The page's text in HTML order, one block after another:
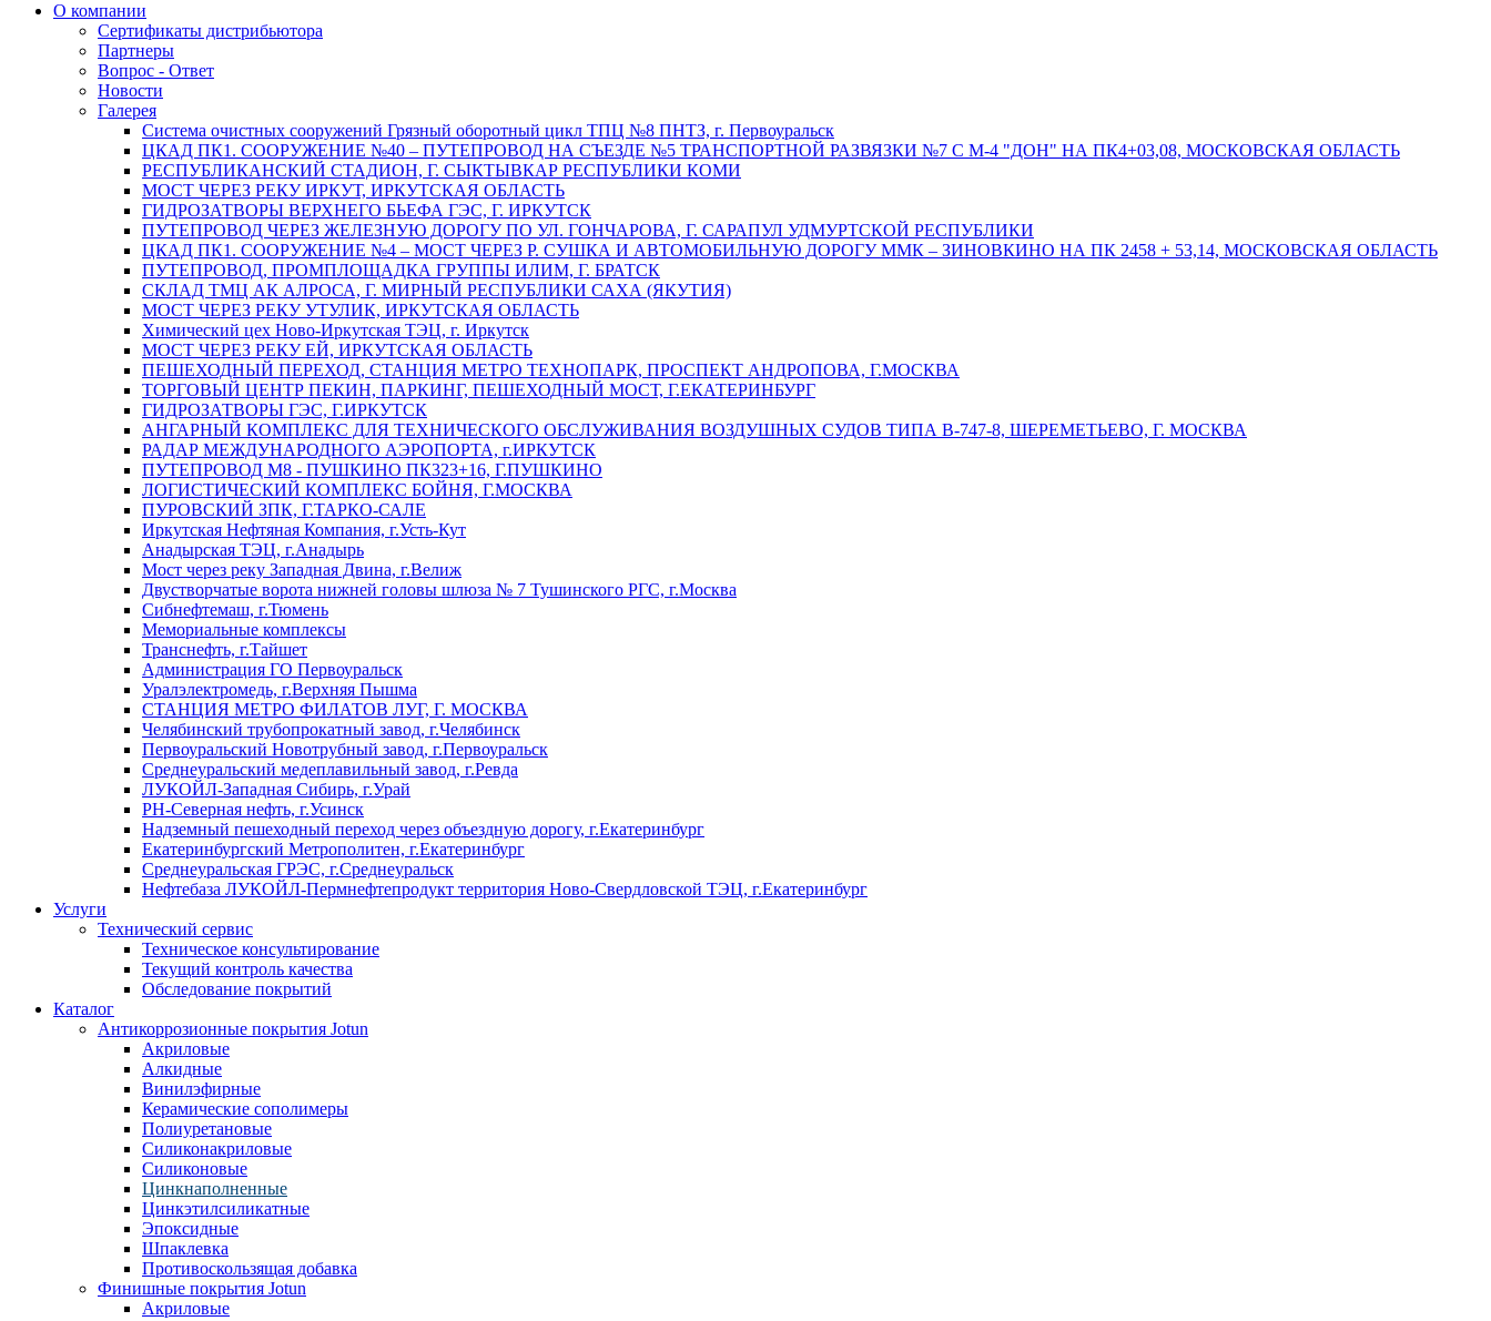
О компании
Сертификаты дистрибьютора
Партнеры
Вопрос - Ответ
Новости
Галерея
Система очистных сооружений Грязный оборотный цикл ТПЦ №8 ПНТЗ, г. Первоуральск
ЦКАД ПК1. СООРУЖЕНИЕ №40 – ПУТЕПРОВОД НА СЪЕЗДЕ №5 ТРАНСПОРТНОЙ РАЗВЯЗКИ №7 С М-4 "ДОН" НА ПК4+03,08, МОСКОВСКАЯ ОБЛАСТЬ
РЕСПУБЛИКАНСКИЙ СТАДИОН, Г. СЫКТЫВКАР РЕСПУБЛИКИ КОМИ
МОСТ ЧЕРЕЗ РЕКУ ИРКУТ, ИРКУТСКАЯ ОБЛАСТЬ
ГИДРОЗАТВОРЫ ВЕРХНЕГО БЬЕФА ГЭС, Г. ИРКУТСК
ПУТЕПРОВОД ЧЕРЕЗ ЖЕЛЕЗНУЮ ДОРОГУ ПО УЛ. ГОНЧАРОВА, Г. САРАПУЛ УДМУРТСКОЙ РЕСПУБЛИКИ
ЦКАД ПК1. СООРУЖЕНИЕ №4 – МОСТ ЧЕРЕЗ Р. СУШКА И АВТОМОБИЛЬНУЮ ДОРОГУ ММК – ЗИНОВКИНО НА ПК 2458 + 53,14, МОСКОВСКАЯ ОБЛАСТЬ
ПУТЕПРОВОД, ПРОМПЛОЩАДКА ГРУППЫ ИЛИМ, Г. БРАТСК
СКЛАД ТМЦ АК АЛРОСА, Г. МИРНЫЙ РЕСПУБЛИКИ САХА (ЯКУТИЯ)
МОСТ ЧЕРЕЗ РЕКУ УТУЛИК, ИРКУТСКАЯ ОБЛАСТЬ
Химический цех Ново-Иркутская ТЭЦ, г. Иркутск
МОСТ ЧЕРЕЗ РЕКУ ЕЙ, ИРКУТСКАЯ ОБЛАСТЬ
ПЕШЕХОДНЫЙ ПЕРЕХОД, СТАНЦИЯ МЕТРО ТЕХНОПАРК, ПРОСПЕКТ АНДРОПОВА, Г.МОСКВА
ТОРГОВЫЙ ЦЕНТР ПЕКИН, ПАРКИНГ, ПЕШЕХОДНЫЙ МОСТ, Г.ЕКАТЕРИНБУРГ
ГИДРОЗАТВОРЫ ГЭС, Г.ИРКУТСК
АНГАРНЫЙ КОМПЛЕКС ДЛЯ ТЕХНИЧЕСКОГО ОБСЛУЖИВАНИЯ ВОЗДУШНЫХ СУДОВ ТИПА В-747-8, ШЕРЕМЕТЬЕВО, Г. МОСКВА
РАДАР МЕЖДУНАРОДНОГО АЭРОПОРТА, г.ИРКУТСК
ПУТЕПРОВОД М8 - ПУШКИНО ПК323+16, Г.ПУШКИНО
ЛОГИСТИЧЕСКИЙ КОМПЛЕКС БОЙНЯ, Г.МОСКВА
ПУРОВСКИЙ ЗПК, Г.ТАРКО-САЛЕ
Иркутская Нефтяная Компания, г.Усть-Кут
Анадырская ТЭЦ, г.Анадырь
Мост через реку Западная Двина, г.Велиж
Двустворчатые ворота нижней головы шлюза № 7 Тушинского РГС, г.Москва
Сибнефтемаш, г.Тюмень
Мемориальные комплексы
Транснефть, г.Тайшет
Администрация ГО Первоуральск
Уралэлектромедь, г.Верхняя Пышма
СТАНЦИЯ МЕТРО ФИЛАТОВ ЛУГ, Г. МОСКВА
Челябинский трубопрокатный завод, г.Челябинск
Первоуральский Новотрубный завод, г.Первоуральск
Среднеуральский медеплавильный завод, г.Ревда
ЛУКОЙЛ-Западная Сибирь, г.Урай
РН-Северная нефть, г.Усинск
Надземный пешеходный переход через объездную дорогу, г.Екатеринбург
Екатеринбургский Метрополитен, г.Екатеринбург
Среднеуральская ГРЭС, г.Среднеуральск
Нефтебаза ЛУКОЙЛ-Пермнефтепродукт территория Ново-Свердловской ТЭЦ, г.Екатеринбург
Услуги
Технический сервис
Техническое консультирование
Текущий контроль качества
Обследование покрытий
Каталог
Антикоррозионные покрытия Jotun
Акриловые
Алкидные
Винилэфирные
Керамические сополимеры
Полиуретановые
Силиконакриловые
Силиконовые
Цинкнаполненные
Цинкэтилсиликатные
Эпоксидные
Шпаклевка
Противоскользящая добавка
Финишные покрытия Jotun
Акриловые